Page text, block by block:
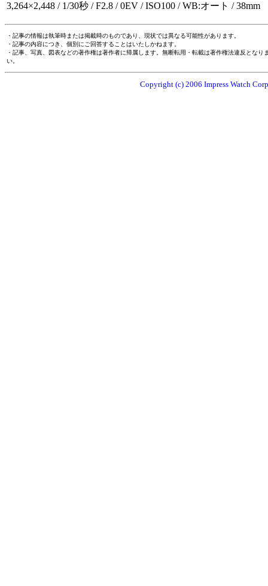
3,264×2,448 / 1/30秒 / F2.8 / 0EV / ISO100 / WB:オート / 38mm
・記事の情報は執筆時または掲載時のものであり、現状では異なる可能性があります。
・記事の内容につき、個別にご回答することはいたしかねます。
・記事、写真、図表などの著作権は著作者に帰属します。無断転用・転載は著作権法違反とな
い。
Copyright (c) 2006 Impress Watch